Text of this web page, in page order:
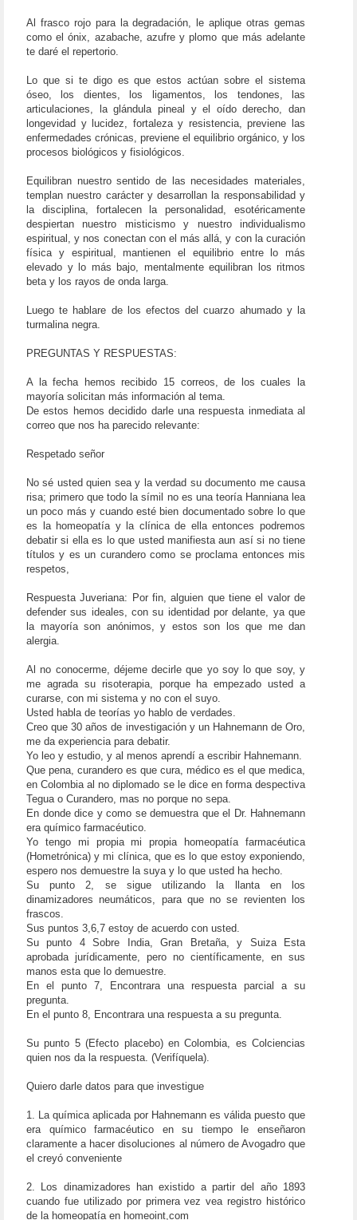
Al frasco rojo para la degradación, le aplique otras gemas
como el ónix, azabache, azufre y plomo que más adelante
te daré el repertorio.
Lo que si te digo es que estos actúan sobre el sistema
óseo, los dientes, los ligamentos, los tendones, las
articulaciones, la glándula pineal y el oído derecho, dan
longevidad y lucidez, fortaleza y resistencia, previene las
enfermedades crónicas, previene el equilibrio orgánico, y los
procesos biológicos y fisiológicos.
Equilibran nuestro sentido de las necesidades materiales,
templan nuestro carácter y desarrollan la responsabilidad y
la disciplina, fortalecen la personalidad, esotéricamente
despiertan nuestro misticismo y nuestro individualismo
espiritual, y nos conectan con el más allá, y con la curación
física y espiritual, mantienen el equilibrio entre lo más
elevado y lo más bajo, mentalmente equilibran los ritmos
beta y los rayos de onda larga.
Luego te hablare de los efectos del cuarzo ahumado y la
turmalina negra.
PREGUNTAS Y RESPUESTAS:
A la fecha hemos recibido 15 correos, de los cuales la
mayoría solicitan más información al tema.
De estos hemos decidido darle una respuesta inmediata al
correo que nos ha parecido relevante:
Respetado señor
No sé usted quien sea y la verdad su documento me causa
risa; primero que todo la símil no es una teoría Hanniana lea
un poco más y cuando esté bien documentado sobre lo que
es la homeopatía y la clínica de ella entonces podremos
debatir si ella es lo que usted manifiesta aun así si no tiene
títulos y es un curandero como se proclama entonces mis
respetos,
Respuesta Juveriana: Por fin, alguien que tiene el valor de
defender sus ideales, con su identidad por delante, ya que
la mayoría son anónimos, y estos son los que me dan
alergia.
Al no conocerme, déjeme decirle que yo soy lo que soy, y
me agrada su risoterapia, porque ha empezado usted a
curarse, con mi sistema y no con el suyo.
Usted habla de teorías yo hablo de verdades.
Creo que 30 años de investigación y un Hahnemann de Oro,
me da experiencia para debatir.
Yo leo y estudio, y al menos aprendí a escribir Hahnemann.
Que pena, curandero es que cura, médico es el que medica,
en Colombia al no diplomado se le dice en forma despectiva
Tegua o Curandero, mas no porque no sepa.
En donde dice y como se demuestra que el Dr. Hahnemann
era químico farmacéutico.
Yo tengo mi propia mi propia homeopatía farmacéutica
(Hometrónica) y mi clínica, que es lo que estoy exponiendo,
espero nos demuestre la suya y lo que usted ha hecho.
Su punto 2, se sigue utilizando la llanta en los
dinamizadores neumáticos, para que no se revienten los
frascos.
Sus puntos 3,6,7 estoy de acuerdo con usted.
Su punto 4 Sobre India, Gran Bretaña, y Suiza Esta
aprobada jurídicamente, pero no científicamente, en sus
manos esta que lo demuestre.
En el punto 7, Encontrara una respuesta parcial a su
pregunta.
En el punto 8, Encontrara una respuesta a su pregunta.
Su punto 5 (Efecto placebo) en Colombia, es Colciencias
quien nos da la respuesta. (Verifíquela).
Quiero darle datos para que investigue
1. La química aplicada por Hahnemann es válida puesto que
era químico farmacéutico en su tiempo le enseñaron
claramente a hacer disoluciones al número de Avogadro que
el creyó conveniente
2. Los dinamizadores han existido a partir del año 1893
cuando fue utilizado por primera vez vea registro histórico
de la homeopatía en homeoint,com